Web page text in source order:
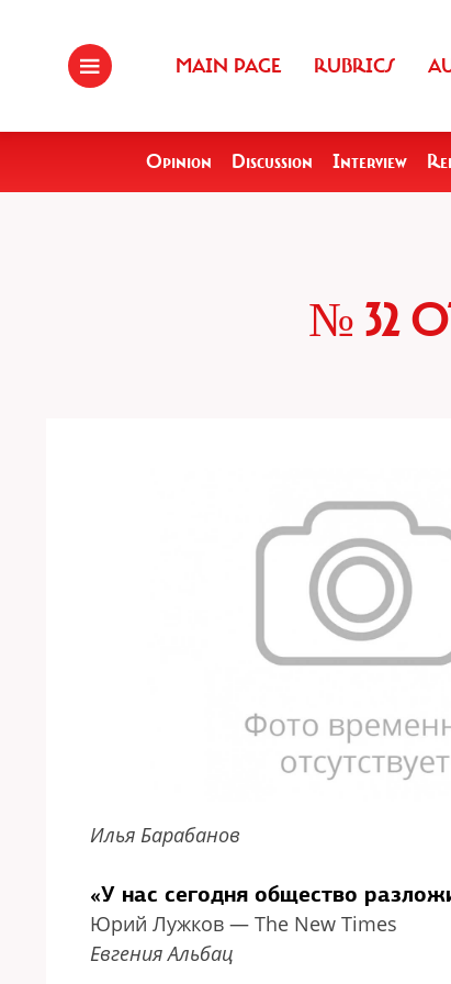
MAIN PAGE RUBRICS
Opinion Discussion Interview
№ 32
Илья Барабанов
«У нас сегодня общество
Юрий Лужков — The New Times
Евгения Альбац